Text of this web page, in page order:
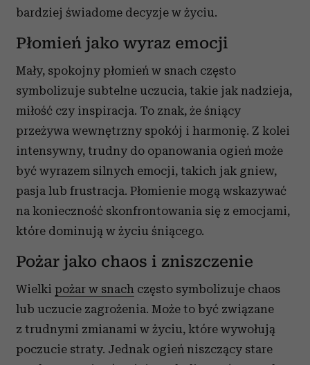
bardziej świadome decyzje w życiu.
Płomień jako wyraz emocji
Mały, spokojny płomień w snach często
symbolizuje subtelne uczucia, takie jak nadzieja,
miłość czy inspiracja. To znak, że śniący
przeżywa wewnętrzny spokój i harmonię. Z kolei
intensywny, trudny do opanowania ogień może
być wyrazem silnych emocji, takich jak gniew,
pasja lub frustracja. Płomienie mogą wskazywać
na konieczność skonfrontowania się z emocjami,
które dominują w życiu śniącego.
Pożar jako chaos i zniszczenie
Wielki pożar w snach często symbolizuje chaos
lub uczucie zagrożenia. Może to być związane
z trudnymi zmianami w życiu, które wywołują
poczucie straty. Jednak ogień niszczący stare